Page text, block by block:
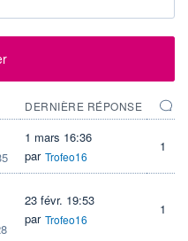
19,2/100 (faible)
DERNIÈRE RÉPONSE
1 mars 16:36
par Trofeo16
1
23 févr. 19:53
par Trofeo16
1